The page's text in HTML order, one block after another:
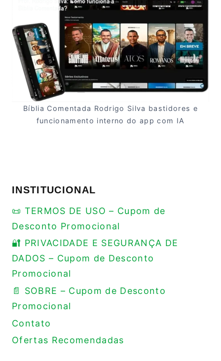
Bíblia Comentada Rodrigo Silva bastidores e
funcionamento interno do app com IA
INSTITUCIONAL
📜 TERMOS DE USO – Cupom de
Desconto Promocional
🔐 PRIVACIDADE E SEGURANÇA DE
DADOS – Cupom de Desconto
Promocional
📄 SOBRE – Cupom de Desconto
Promocional
Contato
Ofertas Recomendadas